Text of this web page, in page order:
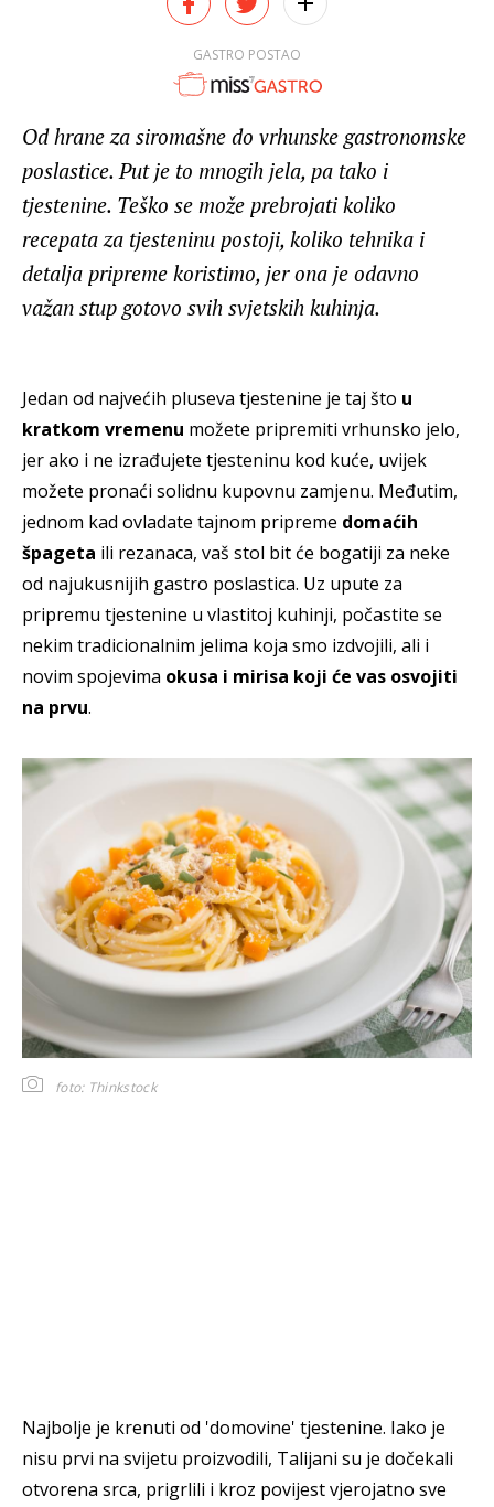
GASTRO POSTAO
Od hrane za siromašne do vrhunske gastronomske
poslastice. Put je to mnogih jela, pa tako i
tjestenine. Teško se može prebrojati koliko
recepata za tjesteninu postoji, koliko tehnika i
detalja pripreme koristimo, jer ona je odavno
važan stup gotovo svih svjetskih kuhinja.
Jedan od najvećih pluseva tjestenine je taj što u
kratkom vremenu možete pripremiti vrhunsko jelo,
jer ako i ne izrađujete tjesteninu kod kuće, uvijek
možete pronaći solidnu kupovnu zamjenu. Međutim,
jednom kad ovladate tajnom pripreme domaćih
špageta ili rezanaca, vaš stol bit će bogatiji za neke
od najukusnijih gastro poslastica. Uz upute za
pripremu tjestenine u vlastitoj kuhinji, počastite se
nekim tradicionalnim jelima koja smo izdvojili, ali i
novim spojevima okusa i mirisa koji će vas osvojiti
na prvu.
foto: Thinkstock
Najbolje je krenuti od 'domovine' tjestenine. Iako je
nisu prvi na svijetu proizvodili, Talijani su je dočekali
otvorena srca, prigrlili i kroz povijest vjerojatno sve